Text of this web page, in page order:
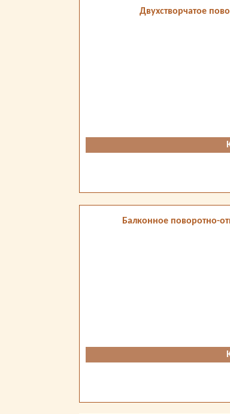
Двухстворчатое
Балконное поворотно-